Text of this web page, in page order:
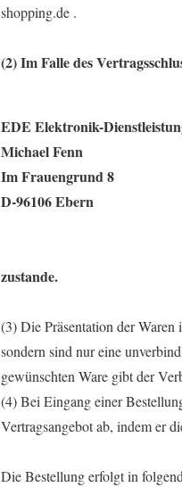
shopping.de .
(2) Im Falle des
EDE Elektronik-
Michael Fenn
Im Frauengrund 8
D-96106 Ebern
zustande.
(3) Die Präsentation der Waren
sondern sind nur eine
gewünschten Ware gibt der
(4) Bei Eingang einer
Vertragsangebot ab, indem er
Die Bestellung erfolgt in